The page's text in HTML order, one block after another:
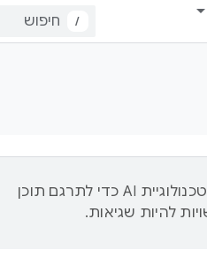
/
‫Google משתמשת בטכנולוגיית AI כדי לתרגם תוכן
להיות שגיאות.